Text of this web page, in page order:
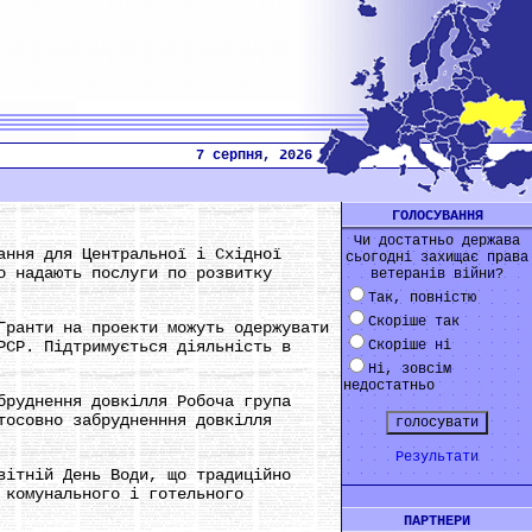
7 серпня, 2026
для Центральної і Східної
послуги по розвитку
на проекти можуть одержувати
Підтримується діяльність в
довкілля Робоча група
забрудненння довкілля
День Води, що традиційно
і готельного
ГОЛОСУВАННЯ
Чи достатньо держава
сьогодні захищає права
ветеранів війни?
Так, повністю
Скоріше так
Скоріше ні
Ні, зовсім
недостатньо
Результати
ПАРТНЕРИ